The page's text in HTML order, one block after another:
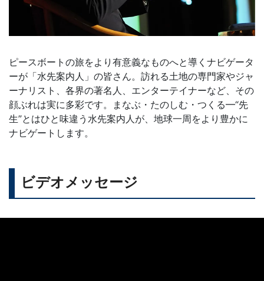
ピースボートの旅をより有意義なものへと導くナビゲータ
ーが「水先案内人」の皆さん。訪れる土地の専門家やジャ
ーナリスト、各界の著名人、エンターテイナーなど、その
顔ぶれは実に多彩です。まなぶ・たのしむ・つくる━“先
生”とはひと味違う水先案内人が、地球一周をより豊かに
ナビゲートします。
ビデオメッセージ